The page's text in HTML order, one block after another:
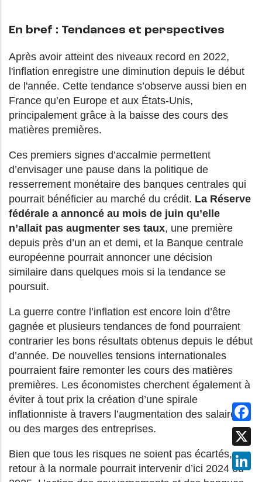
En bref : Tendances et perspectives
Après avoir atteint des niveaux record en 2022,
l'inflation enregistre une diminution depuis le début
de l'année. Cette tendance s’observe aussi bien en
France qu’en Europe et aux États-Unis,
principalement grâce à la baisse des cours des
matières premières.
Ces premiers signes d’accalmie permettent
d’envisager une pause dans la politique de
resserrement monétaire des banques centrales qui
pourrait bénéficier au marché du crédit. La Réserve
fédérale a annoncé au mois de juin qu’elle
n’allait pas augmenter ses taux, une première
depuis près d’un an et demi, et la Banque centrale
européenne pourrait annoncer une décision
similaire dans quelques mois si la tendance se
poursuit.
La guerre contre l’inflation est encore loin d’être
gagnée et plusieurs tendances de fond pourraient
contrarier les bons résultats obtenus depuis le début
d’année. De nouvelles tensions internationales
pourraient faire remonter les cours des matières
premières. Les économistes cherchent également à
éviter à tout prix la création d’une spirale
inflationniste à travers l’augmentation des salaires
ou des marges des entreprises.
Bien que tous les risques ne soient pas écartés, un
retour à la normale pourrait intervenir d’ici 2024 ou
X